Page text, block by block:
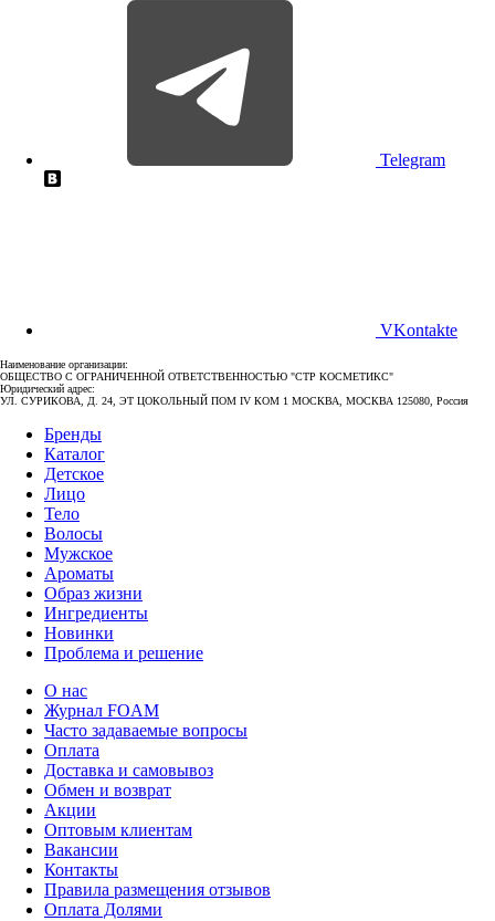
Telegram
VKontakte
Наименование организации:
ОБЩЕСТВО С ОГРАНИЧЕННОЙ ОТВЕТСТВЕННОСТЬЮ "СТР КОСМЕТИКС"
Юридический адрес:
УЛ. СУРИКОВА, Д. 24, ЭТ ЦОКОЛЬНЫЙ ПОМ IV КОМ 1 МОСКВА, МОСКВА 125080, Россия
Бренды
Каталог
Детское
Лицо
Тело
Волосы
Мужское
Ароматы
Образ жизни
Ингредиенты
Новинки
Проблема и решение
О нас
Журнал FOAM
Часто задаваемые вопросы
Оплата
Доставка и самовывоз
Обмен и возврат
Акции
Оптовым клиентам
Вакансии
Контакты
Правила размещения отзывов
Оплата Долями